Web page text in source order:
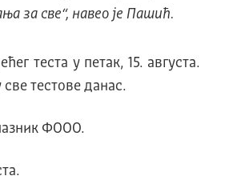
за све“, навео је Пашић.
теста у петак, 15. августа.
тестове данас.
ФООО.